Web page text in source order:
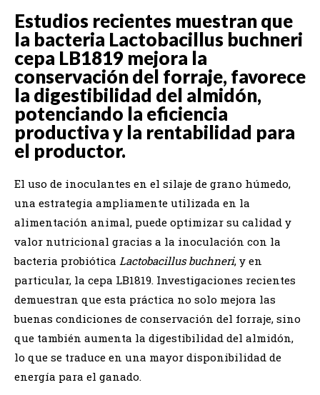
Estudios recientes muestran que
la bacteria Lactobacillus buchneri
cepa LB1819 mejora la
conservación del forraje, favorece
la digestibilidad del almidón,
potenciando la eficiencia
productiva y la rentabilidad para
el productor.
El uso de inoculantes en el silaje de grano húmedo,
una estrategia ampliamente utilizada en la
alimentación animal, puede optimizar su calidad y
valor nutricional gracias a la inoculación con la
bacteria probiótica Lactobacillus buchneri, y en
particular, la cepa LB1819. Investigaciones recientes
demuestran que esta práctica no solo mejora las
buenas condiciones de conservación del forraje, sino
que también aumenta la digestibilidad del almidón,
lo que se traduce en una mayor disponibilidad de
energía para el ganado.